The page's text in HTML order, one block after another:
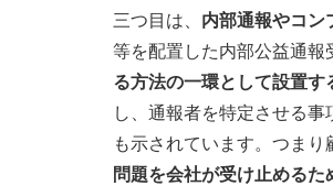
三つ目は、 内部通報やコン
等を配置した内部公益通報
る方法の一環として設置す
し、通報者を特定させる
も示されています。つまり
問題を会社が受け止めるた